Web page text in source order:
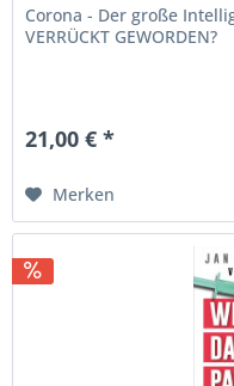
Corona - Der große
VERRÜCKT GEWORDEN?
21,00 € *
Merken